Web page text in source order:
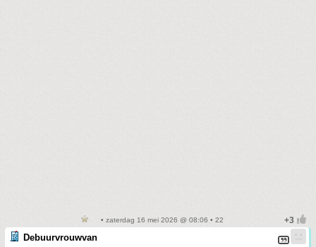
• zaterdag 16 mei 2026 @ 08:06 • 22
Debuurvrouwvan